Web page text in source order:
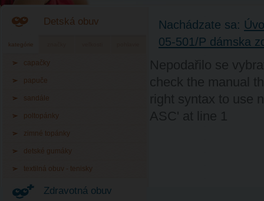
Detská obuv
kategórie
capačky
papuče
sandále
poltopánky
zimné topánky
detské gumáky
textilná obuv - tenisky
Zdravotná obuv
Nachádzate sa:
05-501/P dámska